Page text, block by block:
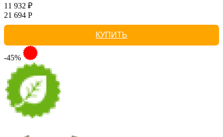
11 932 ₽
21 694 Р
КУПИТЬ
-45%